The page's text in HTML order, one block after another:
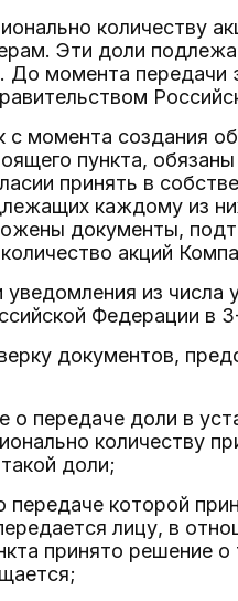
количеству
Эти доли
До момента передачи
с момента создания
пункта,
принять в
каждому из
документы,
акций
уведомления из
Федерации в
документов,
о передаче доли в
количеству
доли;
которой
лицу, в
принято решение